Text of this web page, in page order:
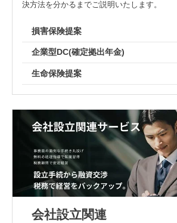
決方法を分かるまでご説明いたします。
損害保険提案
企業型DC(確定拠出年金)
生命保険提案
会社設立関連